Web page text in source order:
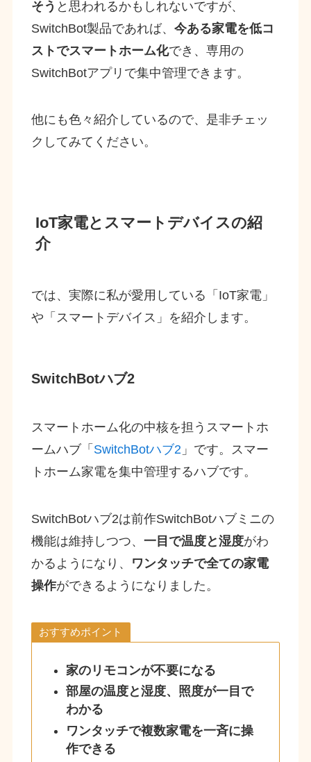
そう と思われるかもしれないですが、
SwitchBot製品であれば、 今ある家電を低コ
ストでスマートホーム化でき、専用の
SwitchBotアプリで集中管理できます。
他にも色々紹介しているので、是非チェッ
クしてみてください。
IoT家電とスマートデバイスの紹
介
では、実際に私が愛用している「IoT家電」
や「スマートデバイス」を紹介します。
SwitchBotハブ2
スマートホーム化の中核を担うスマートホ
ームハブ「 SwitchBotハブ2 」です。スマー
トホーム家電を集中管理するハブです。
SwitchBotハブ2は前作SwitchBotハブミニの
機能は維持しつつ、 一目で温度と湿度がわ
かるようになり、
ワンタッチで全ての家電
操作ができるようになりました。
おすすめポイント
家のリモコンが不要になる
部屋の温度と湿度、照度が一目で
わかる
ワンタッチで複数家電を一斉に操
作できる